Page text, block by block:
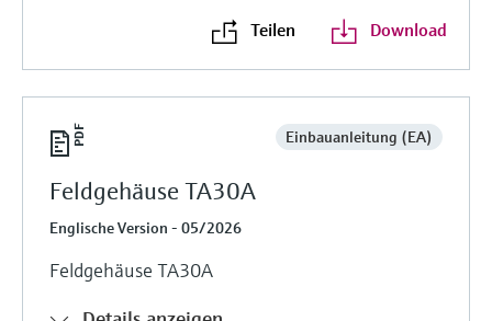
Teilen Download
Einbauanleitung (EA)
Feldgehäuse TA30A
Englische Version - 05/2026
Feldgehäuse TA30A